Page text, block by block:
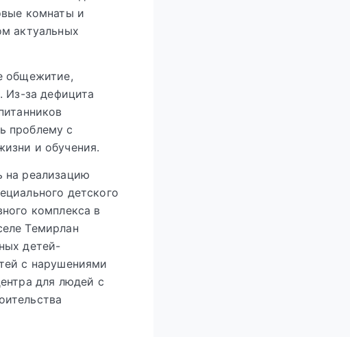
комнаты и
актуальных
общежитие,
Из-за дефицита
проблему с
и обучения.
на реализацию
детского
комплекса в
Темирлан
детей-
с нарушениями
для людей с